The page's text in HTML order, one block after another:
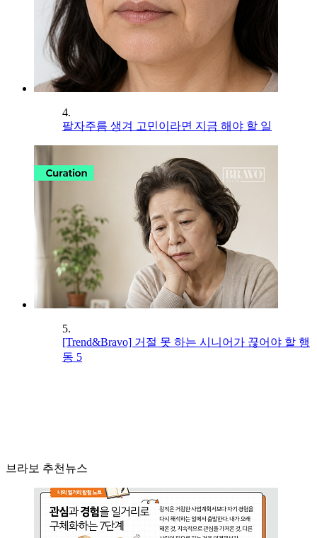
4.
팔자주름 생겨 고민이라면 지금 해야 할 일
5.
[Trend&Bravo] 거절 못 하는 시니어가 끊어야 할 행
동 5
브라보 추천뉴스